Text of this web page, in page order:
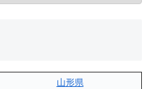
山形県